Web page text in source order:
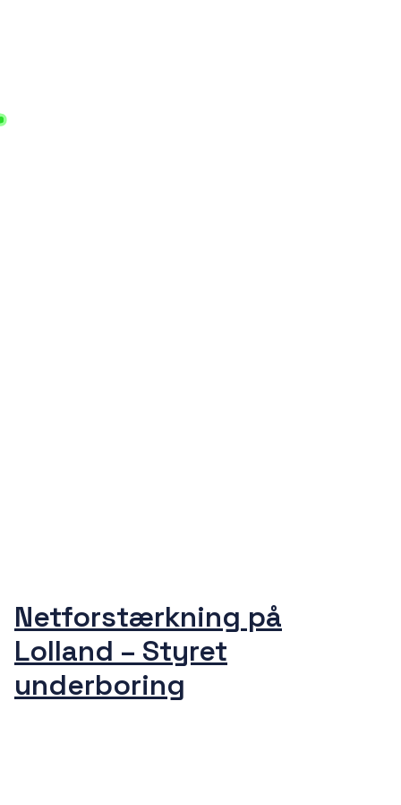
Netforstærkning på
Lolland – Styret
underboring